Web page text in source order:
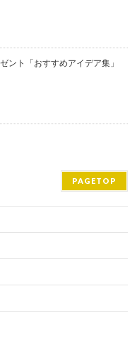
ント「おすすめアイデア集」
PAGETOP